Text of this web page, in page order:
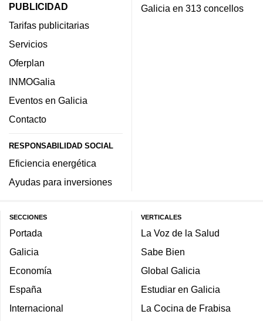
PUBLICIDAD
Tarifas publicitarias
Servicios
Oferplan
INMOGalia
Eventos en Galicia
Contacto
RESPONSABILIDAD SOCIAL
Eficiencia energética
Ayudas para inversiones
Galicia en 313 concellos
SECCIONES
Portada
Galicia
Economía
España
Internacional
VERTICALES
La Voz de la Salud
Sabe Bien
Global Galicia
Estudiar en Galicia
La Cocina de Frabisa